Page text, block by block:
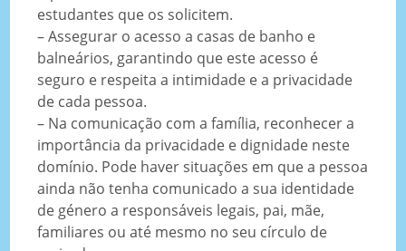
estudantes que os solicitem.
– Assegurar o acesso a casas de banho e
balneários, garantindo que este acesso é
seguro e respeita a intimidade e a privacidade
de cada pessoa.
– Na comunicação com a família, reconhecer a
importância da privacidade e dignidade neste
domínio. Pode haver situações em que a pessoa
ainda não tenha comunicado a sua identidade
de género a responsáveis legais, pai, mãe,
familiares ou até mesmo no seu círculo de